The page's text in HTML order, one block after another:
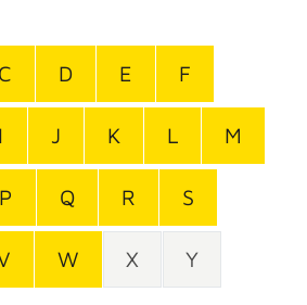
C D E F
I J K L M
P Q R S
W X Y